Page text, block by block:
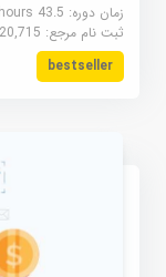
زمان دوره: 43.5 hours
ثبت نام مرجع:20,715
bestseller